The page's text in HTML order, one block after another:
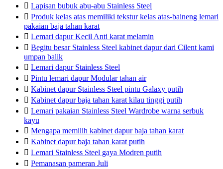
 Lapisan bubuk abu-abu Stainless Steel
 Produk kelas atas memiliki tekstur kelas atas-baineng lemari
pakaian baja tahan karat
 Lemari dapur Kecil Anti karat melamin
 Begitu besar Stainless Steel kabinet dapur dari Cilent kami
umpan balik
 Lemari dapur Stainless Steel
 Pintu lemari dapur Modular tahan air
 Kabinet dapur Stainless Steel pintu Galaxy putih
 Kabinet dapur baja tahan karat kilau tinggi putih
 Lemari pakaian Stainless Steel Wardrobe warna serbuk
kayu
 Mengapa memilih kabinet dapur baja tahan karat
 Kabinet dapur baja tahan karat putih
 Lemari Stainless Steel gaya Modren putih
 Pemanasan pameran Juli